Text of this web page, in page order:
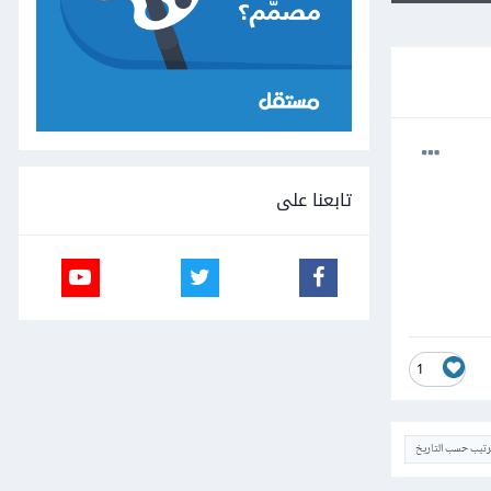
1
حسب التاريخ
تابعنا على